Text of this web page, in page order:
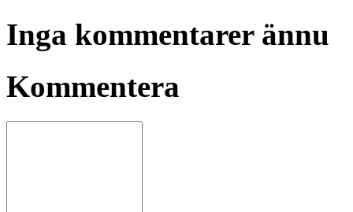
Inga kommentarer ännu
Kommentera